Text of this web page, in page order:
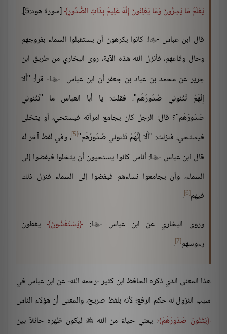
يَعْلَمُ مَا يُسِرُّونَ وَمَا يُعْلِنُونَ إِنَّهُ عَلِيمٌ بِذَاتِ الصُّدُورِ [سورة هود:5].
قال ابن عباس -ا: كانوا يكرهون أن يستقبلوا السماء بفروجهم
وحال وقاعهم، فأنزل الله هذه الآية، روى البخاري من طريق ابن
جرير عن محمد بن عباد بن جعفر أن ابن عباس -ا- قرأ: "أَلا
إِنِّهُمْ تَثْنوني صُدُورُهُم"، فقلت: يا أبا العباس ما "تَثْنوني
صُدُورُهُم"؟ قال: الرجل كان يجامع امرأته فيستحي، أو يتخلى
فيستحي، فنزلت: "أَلا إِنِّهُمْ تَثْنوني صُدُورُهُم"[5] ، وفي لفظ آخر له
قال ابن عباس -ا: أناس كانوا يستحيون أن يتخلوا فيفضوا إلى
السماء، وأن يجامعوا نساءهم فيفضوا إلى السماء فنزل ذلك
فيهم[6]
.
وروى البخاري عن ابن عباس -ا: يَسْتَغْشُونَ يغطون
رءوسهم[7]
.
هذا المعنى الذي ذكره الحافظ ابن كثير -رحمه الله- عن ابن عباس في
سبب النزول له حكم الرفع؛ لأنه بلفظ صريح، والمعنى أن هؤلاء الناس
يَثْنُونَ صُدُورَهُمْ : يعني حياءً من الله ليكون ظهره حائلاً بين